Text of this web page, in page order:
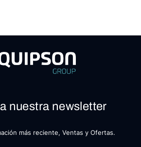
nuestra newsletter
más reciente, Ventas y Ofertas.